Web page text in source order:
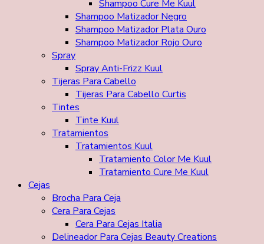
Shampoo Cure Me Kuul
Shampoo Matizador Negro
Shampoo Matizador Plata Ouro
Shampoo Matizador Rojo Ouro
Spray
Spray Anti-Frizz Kuul
Tijeras Para Cabello
Tijeras Para Cabello Curtis
Tintes
Tinte Kuul
Tratamientos
Tratamientos Kuul
Tratamiento Color Me Kuul
Tratamiento Cure Me Kuul
Cejas
Brocha Para Ceja
Cera Para Cejas
Cera Para Cejas Italia
Delineador Para Cejas Beauty Creations